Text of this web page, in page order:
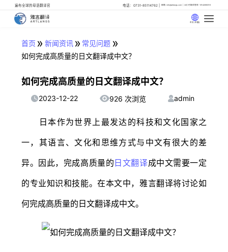
遍布全球的母语翻译官 电话：0731-85114762 邮箱: info@artlangs.com 24小时翻译管家: 18142666316
中文 (中国)
首页 » 新闻资讯» 常见问题 »
如何完成高质量的日文翻译成中文？
如何完成高质量的日文翻译成中文？
2023-12-22 926 次浏览 admin
日本作为世界上最发达的科技和文化国家之
一，其语言、文化和思维方式与中文有很大的差
异。因此，完成高质量的日文翻译成中文需要一定
的专业知识和技能。在本文中，雅言翻译将讨论如
何完成高质量的日文翻译成中文。